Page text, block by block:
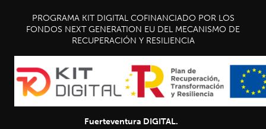
PROGRAMA KIT DIGITAL COFINANCIADO POR LOS
FONDOS NEXT GENERATION EU DEL MECANISMO DE
RECUPERACIÓN Y RESILIENCIA
Fuerteventura DIGITAL.